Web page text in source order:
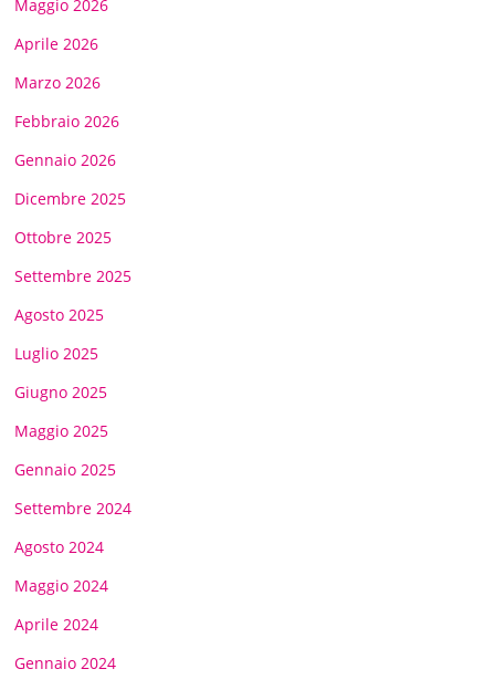
Maggio 2026
Aprile 2026
Marzo 2026
Febbraio 2026
Gennaio 2026
Dicembre 2025
Ottobre 2025
Settembre 2025
Agosto 2025
Luglio 2025
Giugno 2025
Maggio 2025
Gennaio 2025
Settembre 2024
Agosto 2024
Maggio 2024
Aprile 2024
Gennaio 2024